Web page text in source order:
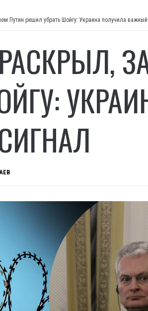
Путин решил убрать Шойгу: Украина получила важный